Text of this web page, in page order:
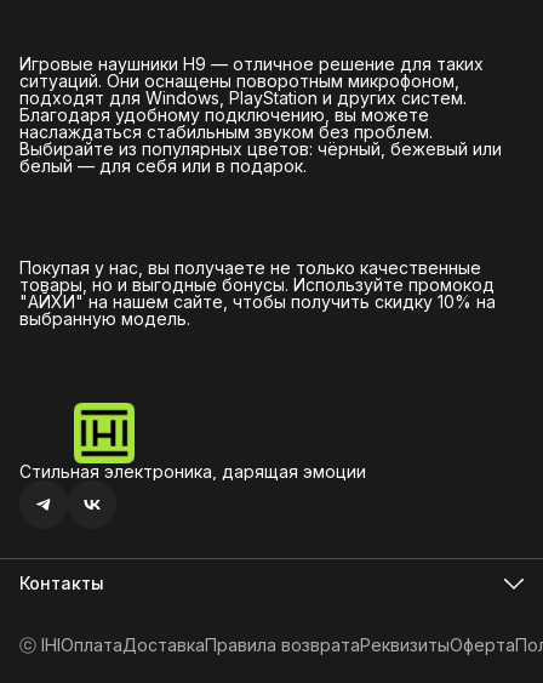
Игровые наушники H9 — отличное решение для таких
ситуаций. Они оснащены поворотным микрофоном,
подходят для Windows, PlayStation и других систем.
Благодаря удобному подключению, вы можете
наслаждаться стабильным звуком без проблем.
Выбирайте из популярных цветов: чёрный, бежевый или
белый — для себя или в подарок.
Покупая у нас, вы получаете не только качественные
товары, но и выгодные бонусы. Используйте промокод
"АЙХИ" на нашем сайте, чтобы получить скидку 10% на
выбранную модель.
Стильная электроника, дарящая эмоции
Контакты
ⓒ IHIОплатаДоставкаПравила возвратаРеквизитыОферта